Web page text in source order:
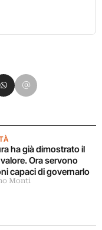
ha già dimostrato il
Ora servono
capaci di governarlo
Monti
LinkedIn
su Pinterest
su WhatsApp
Condividi su Email